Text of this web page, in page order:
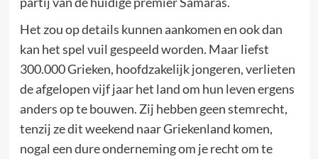
Het zou op details kunnen aankomen en ook dan
kan het spel vuil gespeeld worden. Maar liefst
300.000 Grieken, hoofdzakelijk jongeren, verlieten
de afgelopen vijf jaar het land om hun leven ergens
anders op te bouwen. Zij hebben geen stemrecht,
tenzij ze dit weekend naar Griekenland komen,
nogal een dure onderneming om je recht om te